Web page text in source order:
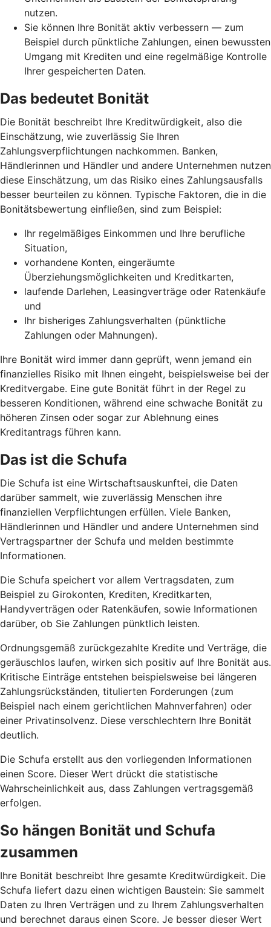
nutzen.
Sie können Ihre Bonität aktiv verbessern — zum
Beispiel durch pünktliche Zahlungen, einen bewussten
Umgang mit Krediten und eine regelmäßige Kontrolle
Ihrer gespeicherten Daten.
Das bedeutet Bonität
Die Bonität beschreibt Ihre Kreditwürdigkeit, also die
Einschätzung, wie zuverlässig Sie Ihren
Zahlungsverpflichtungen nachkommen. Banken,
Händlerinnen und Händler und andere Unternehmen nutzen
diese Einschätzung, um das Risiko eines Zahlungsausfalls
besser beurteilen zu können. Typische Faktoren, die in die
Bonitätsbewertung einfließen, sind zum Beispiel:
Ihr regelmäßiges Einkommen und Ihre berufliche
Situation,
vorhandene Konten, eingeräumte
Überziehungsmöglichkeiten und Kreditkarten,
laufende Darlehen, Leasingverträge oder Ratenkäufe
und
Ihr bisheriges Zahlungsverhalten (pünktliche
Zahlungen oder Mahnungen).
Ihre Bonität wird immer dann geprüft, wenn jemand ein
finanzielles Risiko mit Ihnen eingeht, beispielsweise bei der
Kreditvergabe. Eine gute Bonität führt in der Regel zu
besseren Konditionen, während eine schwache Bonität zu
höheren Zinsen oder sogar zur Ablehnung eines
Kreditantrags führen kann.
Das ist die Schufa
Die Schufa ist eine Wirtschaftsauskunftei, die Daten
darüber sammelt, wie zuverlässig Menschen ihre
finanziellen Verpflichtungen erfüllen. Viele Banken,
Händlerinnen und Händler und andere Unternehmen sind
Vertragspartner der Schufa und melden bestimmte
Informationen.
Die Schufa speichert vor allem Vertragsdaten, zum
Beispiel zu Girokonten, Krediten, Kreditkarten,
Handyverträgen oder Ratenkäufen, sowie Informationen
darüber, ob Sie Zahlungen pünktlich leisten.
Ordnungsgemäß zurückgezahlte Kredite und Verträge, die
geräuschlos laufen, wirken sich positiv auf Ihre Bonität aus.
Kritische Einträge entstehen beispielsweise bei längeren
Zahlungsrückständen, titulierten Forderungen (zum
Beispiel nach einem gerichtlichen Mahnverfahren) oder
einer Privatinsolvenz. Diese verschlechtern Ihre Bonität
deutlich.
Die Schufa erstellt aus den vorliegenden Informationen
einen Score. Dieser Wert drückt die statistische
Wahrscheinlichkeit aus, dass Zahlungen vertragsgemäß
erfolgen.
So hängen Bonität und Schufa
zusammen
Ihre Bonität beschreibt Ihre gesamte Kreditwürdigkeit. Die
Schufa liefert dazu einen wichtigen Baustein: Sie sammelt
Daten zu Ihren Verträgen und zu Ihrem Zahlungsverhalten
und berechnet daraus einen Score. Je besser dieser Wert